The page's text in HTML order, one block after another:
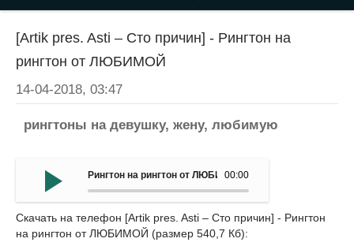
[Artik pres. Asti – Сто причин] - Рингтон на
рингтон от ЛЮБИМОЙ
14-04-2018, 03:47
рингтоны на девушку, жену, любимую
00:00
Рингтон на рингтон от ЛЮБИМОЙ - (Artik pres. Asti – Сто
Скачать на телефон [Artik pres. Asti – Сто причин] - Рингтон
на рингтон от ЛЮБИМОЙ (размер 540,7 Кб):